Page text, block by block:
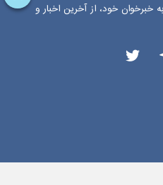
خبرخوان خود، از آخرین اخبار و